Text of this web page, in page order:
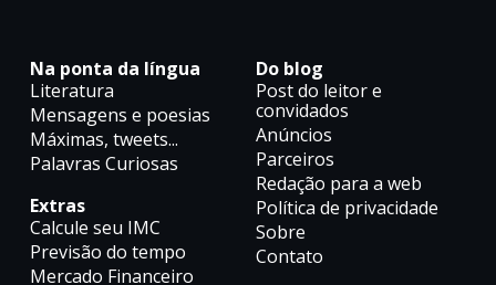
Na ponta da língua
Literatura
Mensagens e poesias
Máximas, tweets...
Palavras Curiosas
Extras
Calcule seu IMC
Previsão do tempo
Mercado Financeiro
Do blog
Post do leitor e
convidados
Anúncios
Parceiros
Redação para a web
Política de privacidade
Sobre
Contato